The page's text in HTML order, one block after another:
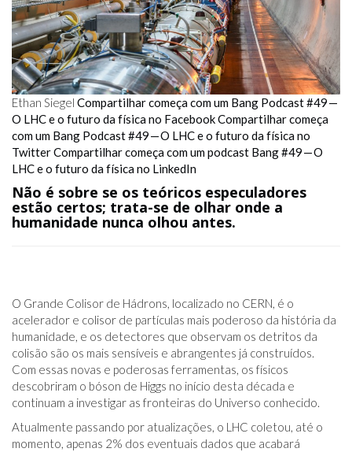
Ethan Siegel Compartilhar começa com um Bang Podcast #49 —
O LHC e o futuro da física no FacebookCompartilhar começa
com um Bang Podcast #49 — O LHC e o futuro da física no
TwitterCompartilhar começa com um podcast Bang #49 — O
LHC e o futuro da física no LinkedIn
Não é sobre se os teóricos especuladores
estão certos; trata-se de olhar onde a
humanidade nunca olhou antes.
O Grande Colisor de Hádrons, localizado no CERN, é o
acelerador e colisor de partículas mais poderoso da história da
humanidade, e os detectores que observam os detritos da
colisão são os mais sensíveis e abrangentes já construídos.
Com essas novas e poderosas ferramentas, os físicos
descobriram o bóson de Higgs no início desta década e
continuam a investigar as fronteiras do Universo conhecido.
Atualmente passando por atualizações, o LHC coletou, até o
momento, apenas 2% dos eventuais dados que acabará